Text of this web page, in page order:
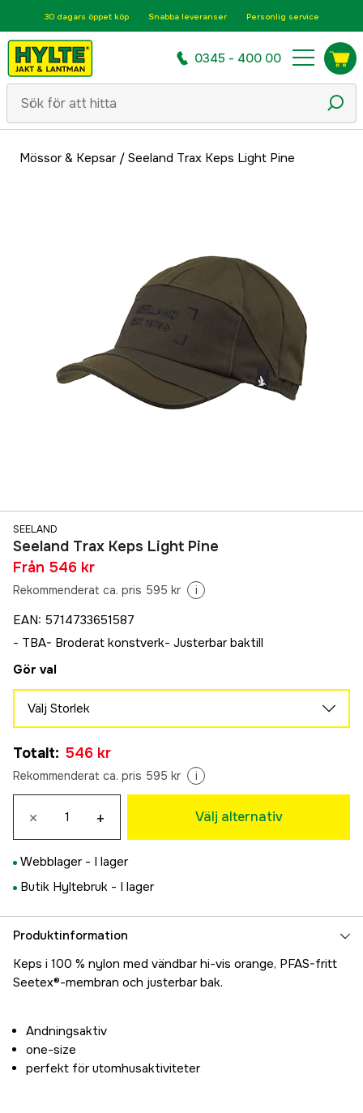
30 dagars öppet köp Snabba leveranser Personlig service
0345 - 400 00
Mössor & Kepsar/ Seeland Trax Keps Light Pine
SEELAND
Seeland Trax Keps Light Pine
Från 546 kr
Rekommenderat ca. pris 595 kr i
EAN: 5714733651587
- TBA- Broderat konstverk- Justerbar baktill
Gör val
Välj Storlek
546 kr
M/L
546 kr
Totalt: 546 kr
Rekommenderat ca. pris 595 kr i
× + Välj alternativ
Webblager - I lager
Butik Hyltebruk - I lager
Produktinformation
Keps i 100 % nylon med vändbar hi-vis orange, PFAS-fritt
Seetex®-membran och justerbar bak.
Andningsaktiv
one-size
perfekt för utomhusaktiviteter